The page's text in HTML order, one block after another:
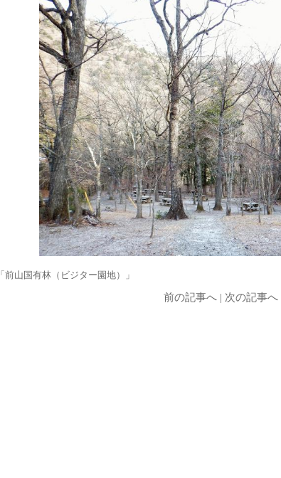
「前山国有林（ビジター園地）」
前の記事へ| 次の記事へ